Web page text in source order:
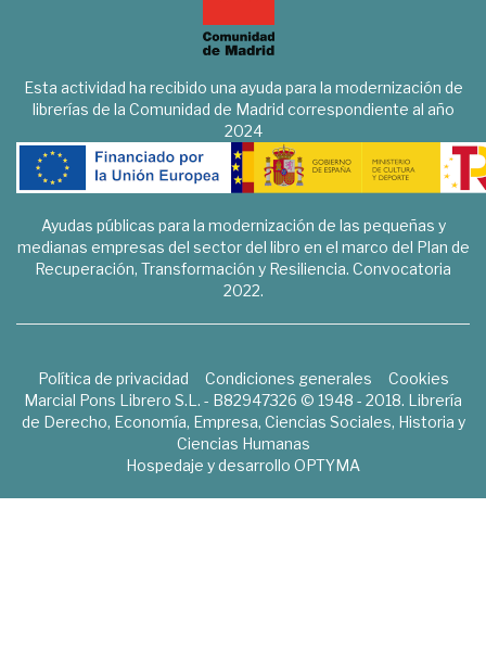
Esta actividad ha recibido una ayuda para la modernización de
librerías de la Comunidad de Madrid correspondiente al año
2024
Ayudas públicas para la modernización de las pequeñas y
medianas empresas del sector del libro en el marco del Plan de
Recuperación, Transformación y Resiliencia. Convocatoria
2022.
Política de privacidad Condiciones generales
Cookies
Marcial Pons Librero S.L. - B82947326 © 1948 - 2018. Librería
de Derecho, Economía, Empresa, Ciencias Sociales, Historia y
Ciencias Humanas
Hospedaje y desarrollo OPTYMA